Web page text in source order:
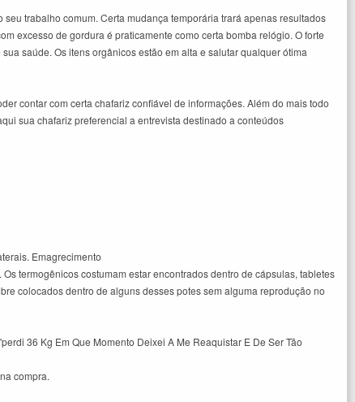
trabalho comum. Certa mudança temporária trará apenas resultados
excesso de gordura é praticamente como certa bomba relógio. O forte
saúde. Os itens orgânicos estão em alta e salutar qualquer ótima
contar com certa chafariz confiável de informações. Além do mais todo
sua chafariz preferencial a entrevista destinado a conteúdos
Emagrecimento
termogênicos costumam estar encontrados dentro de cápsulas, tabletes
colocados dentro de alguns desses potes sem alguma reprodução no
36 Kg Em Que Momento Deixei A Me Reaquistar E De Ser Tão
compra.